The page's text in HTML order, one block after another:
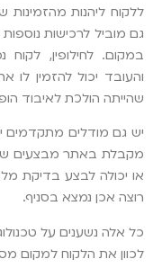
ללקוח ליהנות
גם מוביל לרכישות
במקום. לחילופין,
והעובד יכול להזמין
שהייתה הולכת לאיבוד
יש גם מודלים מתקדמים
מקבלת באתר מבצעים
או יכולה לבצע בדיקת
רוצה אכן נמצא בסניף.
כל אלה נשענים על
לכוון את הלקוח למקום